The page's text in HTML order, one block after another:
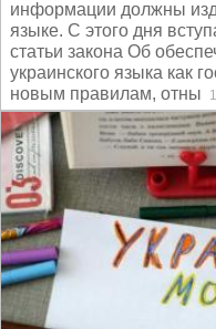
информации должны
языке. С этого дня
статьи закона Об
украинского языка как
новым правилам,